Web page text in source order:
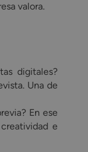
valora.
digitales?
Una de
En ese
e